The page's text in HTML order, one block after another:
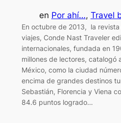
en Por ahí…, Travel
En octubre de 2013, la
viajes, Conde Nast Traveler
internacionales, fundada en
millones de lectores, catalogó
México, como la ciudad
encima de grandes destinos
Sebastián, Florencia y Viena
84.6 puntos logrado…